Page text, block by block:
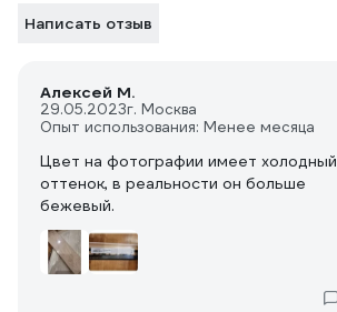
Написать отзыв
Алексей М.
29.05.2023г. Москва
Опыт использования: Менее месяца
Цвет на фотографии имеет холодный
оттенок, в реальности он больше
бежевый.